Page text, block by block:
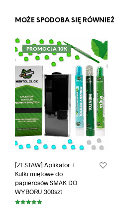
MOŻE SPODOBA SIĘ
PROMOCJA 10%
[ZESTAW] Aplikator +
Kulki miętowe do
papierosów SMAK DO
WYBORU 300szt